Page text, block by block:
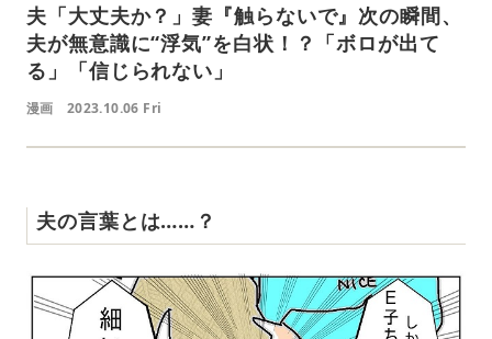
夫「大丈夫か？」妻『触らないで』次の瞬間、
夫が無意識に“浮気”を白状！？「ボロが出て
る」「信じられない」
漫画 2023.10.06 Fri
夫の言葉とは……？